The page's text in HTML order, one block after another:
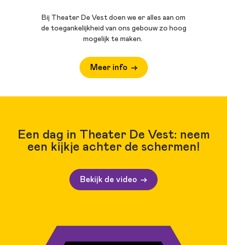
Bij Theater De Vest doen we er alles aan om
de toegankelijkheid van ons gebouw zo hoog
mogelijk te maken.
Meer info
Een dag in Theater De Vest: neem
een kijkje achter de schermen!
Bekijk de video